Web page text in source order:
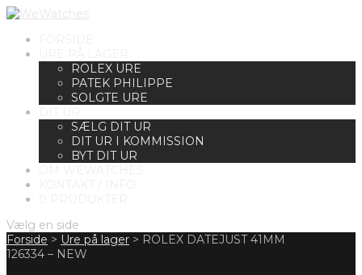
ROLEX URE
PATEK PHILIPPE
SOLGTE URE
SÆLG DIT UR
DIT UR I KOMMISSION
BYT DIT UR
Vælg en side
Forside > Ure på lager > ROLEX DATEJUST 41MM
126334 – NEW